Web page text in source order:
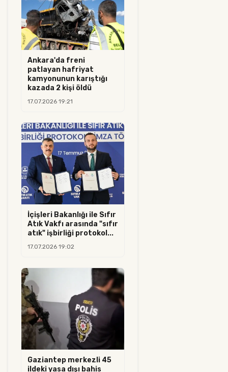
Ankara'da freni
patlayan hafriyat
kamyonunun karıştığı
kazada 2 kişi öldü
17.07.2026 19:21
İçişleri Bakanlığı ile Sıfır
Atık Vakfı arasında "sıfır
atık" işbirliği protokol...
17.07.2026 19:02
Gaziantep merkezli 45
ildeki yasa dışı bahis